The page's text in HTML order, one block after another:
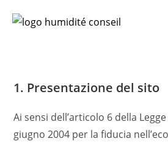
1. Presentazione del sito
Ai sensi dell’articolo 6 della
giugno 2004 per la fiducia